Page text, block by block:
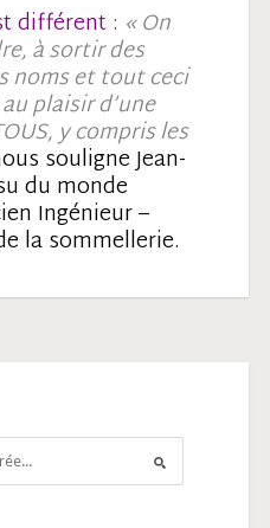
différent : « On
à sortir des
noms et tout ceci
plaisir d’une
y compris les
souligne Jean-
du monde
Ingénieur –
la sommellerie.